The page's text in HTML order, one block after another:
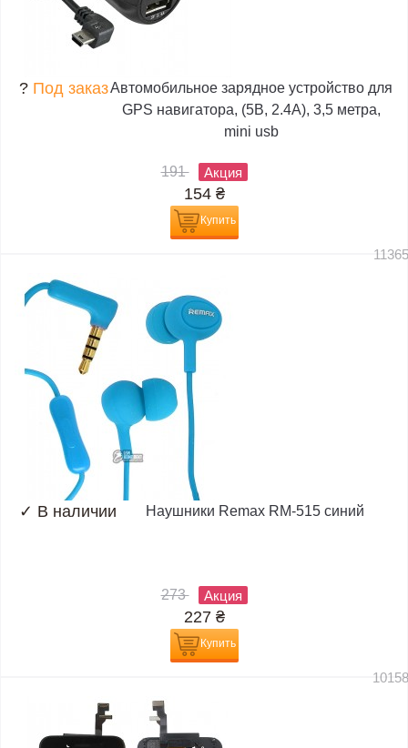
? Под заказАвтомобильное зарядное устройство для
GPS навигатора, (5В, 2.4А), 3,5 метра,
mini usb
191 Акция
154 ₴
Купить
✓ В наличии Наушники Remax RM-515 синий
273 Акция
227 ₴
Купить